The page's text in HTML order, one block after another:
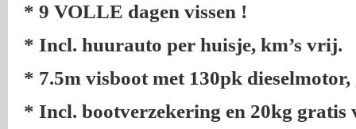
* 9 VOLLE dagen vissen !
* Incl. huurauto per huisje, km’s vrij.
* 7.5m visboot met 130pk
* Incl. bootverzekering en 20kg gratis